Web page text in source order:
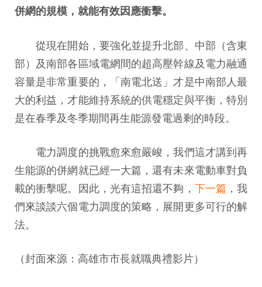
併網的規模，就能有效因應衝擊。
從現在開始，要強化並提升北部、中部（含東
部）及南部各區域電網間的超高壓幹線及電力融通
容量是非常重要的，「南電北送」才是中南部人最
大的利益，才能維持系統的供電穩定與平衡，特別
是在春季及冬季期間再生能源發電過剩的時段。
電力調度的挑戰愈來愈嚴峻，我們這才講到再
生能源的併網就已經一大篇，還有未來電動車對負
載的衝擊呢。因此，光有這招還不夠， 下一篇 ，我
們來談談六個電力調度的策略，展開更多可行的解
法。
（封面來源：高雄市市長就職典禮影片）